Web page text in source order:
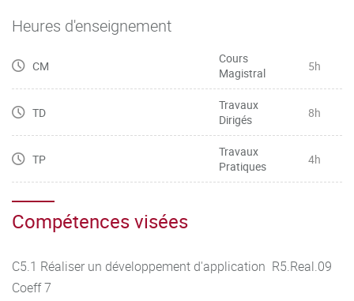
Heures d'enseignement
CM
Cours
Magistral
5h
TD
Travaux
Dirigés
8h
TP
Travaux
Pratiques
4h
Compétences visées
C5.1 Réaliser un développement d'application R5.Real.09
Coeff 7